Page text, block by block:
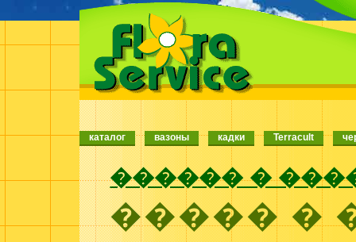
каталог вазоны кадки Terracult
������ �
����� �